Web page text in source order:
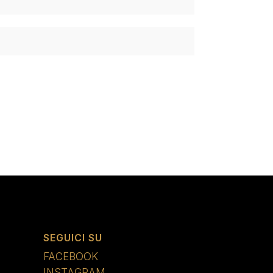
SEGUICI SU
FACEBOOK